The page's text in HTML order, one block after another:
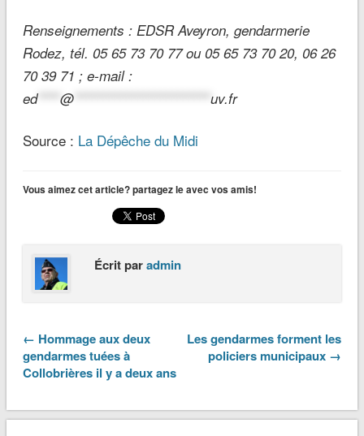
Renseignements : EDSR Aveyron, gendarmerie
Rodez, tél. 05 65 73 70 77 ou 05 65 73 70 20, 06 26
70 39 71 ; e-mail :
ed**** @************************ uv.fr
Source : La Dépêche du Midi
Vous aimez cet article? partagez le avec vos amis!
Écrit paradmin
← Hommage aux deux
gendarmes tuées à
Collobrières il y a deux ans
Les gendarmes forment les
policiers municipaux →